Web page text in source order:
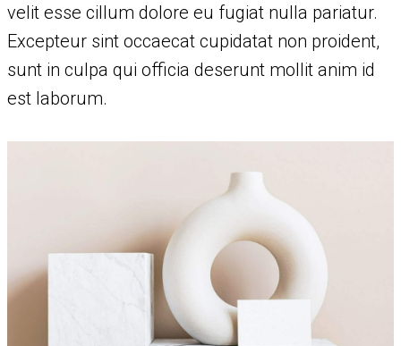
velit esse cillum dolore eu fugiat nulla pariatur.
Excepteur sint occaecat cupidatat non proident,
sunt in culpa qui officia deserunt mollit anim id
est laborum.